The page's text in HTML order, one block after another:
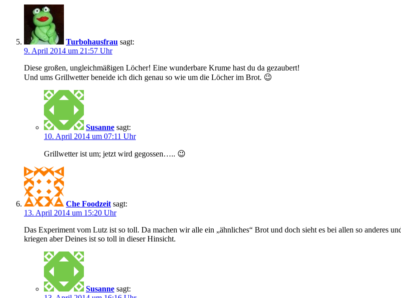
Turbohausfrau sagt:
9. April 2014 um 21:57 Uhr
Diese großen, ungleichmäßigen Löcher! Eine wunderbare Krume hast du da gezaubert!
Und ums Grillwetter beneide ich dich genau so wie um die Löcher im Brot. 😉
Susanne sagt:
10. April 2014 um 07:11 Uhr
Grillwetter ist um; jetzt wird gegossen….. 😉
Che Foodzeit sagt:
13. April 2014 um 15:20 Uhr
Das Experiment vom Lutz ist so toll. Da machen wir alle ein „ähnliches“ Brot und doch sieht es bei allen so anderes
kriegen aber Deines ist so toll in dieser Hinsicht.
Susanne sagt: